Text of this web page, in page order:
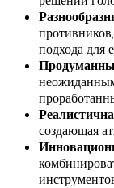
подхода для
создающая